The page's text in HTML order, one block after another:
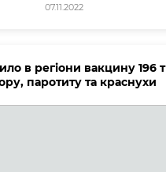
07.11.2022
в регіони вакцину 196
паротиту та краснухи